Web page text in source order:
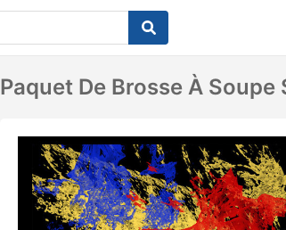
Paquet De Brosse À Soupe